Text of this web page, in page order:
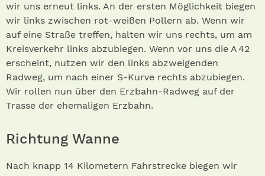
wir uns erneut links. An der ersten Möglichkeit biegen
wir links zwischen rot-weißen Pollern ab. Wenn wir
auf eine Straße treffen, halten wir uns rechts, um am
Kreisverkehr links abzubiegen. Wenn vor uns die A 42
erscheint, nutzen wir den links abzweigenden
Radweg, um nach einer S-Kurve rechts abzubiegen.
Wir rollen nun über den Erzbahn-Radweg auf der
Trasse der ehemaligen Erzbahn.
Richtung Wanne
Nach knapp 14 Kilometern Fahrstrecke biegen wir